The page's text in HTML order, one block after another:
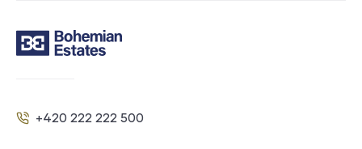
Telefon
+420 222 222 500